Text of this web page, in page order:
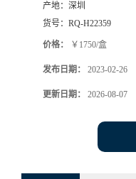
产地： 深圳
货号： RQ-H22359
价格： ￥1750/盒
发布日期： 2023-02-26
更新日期： 2026-08-07